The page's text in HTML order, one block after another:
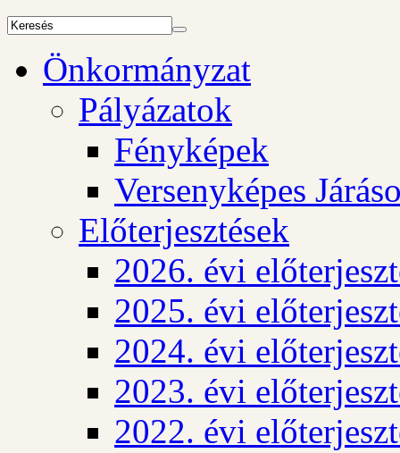
Önkormányzat
Pályázatok
Fényképek
Versenyképes
Előterjesztések
2026. évi
2025. évi
2024. évi
2023. évi
2022. évi